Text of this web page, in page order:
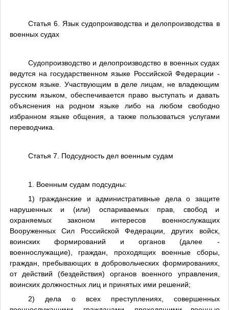
Статья 6. Язык судопроизводства и делопроизводства в
военных судах
Судопроизводство и делопроизводство в военных судах
ведутся на государственном языке Российской Федерации -
русском языке. Участвующим в деле лицам, не владеющим
русским языком, обеспечивается право выступать и давать
объяснения на родном языке либо на любом свободно
избранном языке общения, а также пользоваться услугами
переводчика.
Статья 7. Подсудность дел военным судам
1. Военным судам подсудны:
1) гражданские и административные дела о защите
нарушенных и (или) оспариваемых прав, свобод и
охраняемых законом интересов военнослужащих
Вооруженных Сил Российской Федерации, других войск,
воинских формирований и органов (далее -
военнослужащие), граждан, проходящих военные сборы,
граждан, пребывающих в добровольческих формированиях,
от действий (бездействия) органов военного управления,
воинских должностных лиц и принятых ими решений;
2) дела о всех преступлениях, совершенных